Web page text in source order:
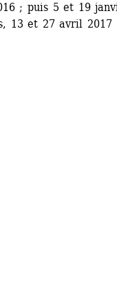
; puis 5 et 19
13 et 27 avril 2017